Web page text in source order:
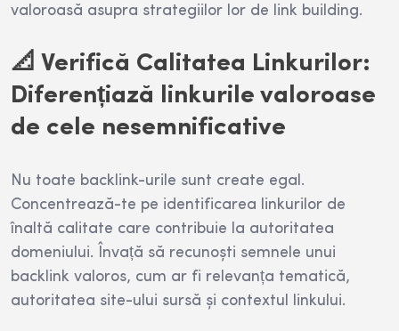
valoroasă asupra strategiilor lor de link building.
📐 Verifică Calitatea Linkurilor:
Diferențiază linkurile valoroase
de cele nesemnificative
Nu toate backlink-urile sunt create egal.
Concentrează-te pe identificarea linkurilor de
înaltă calitate care contribuie la autoritatea
domeniului. Învață să recunoști semnele unui
backlink valoros, cum ar fi relevanța tematică,
autoritatea site-ului sursă și contextul linkului.